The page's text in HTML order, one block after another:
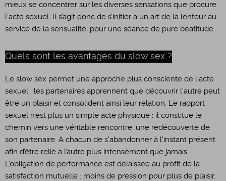
mieux se concentrer sur les diverses sensations que procure
l'acte sexuel. Il s’agit donc de s’initier à un art de la lenteur au
service de la sensualité, pour une séance de pure béatitude.
Quels sont les avantages du slow sex ?
Le slow sex permet une approche plus consciente de l'acte
sexuel : les partenaires apprennent que découvrir l'autre peut
être un plaisir et consolident ainsi leur relation. Le rapport
sexuel n’est plus un simple acte physique : il constitue le
chemin vers une véritable rencontre, une redécouverte de
son partenaire. A chacun de s'abandonner à l'instant présent
afin d’être relié à l’autre plus intensément que jamais.
L’obligation de performance est délaissée au profit de la
satisfaction mutuelle : moins de pression pour plus de plaisir.